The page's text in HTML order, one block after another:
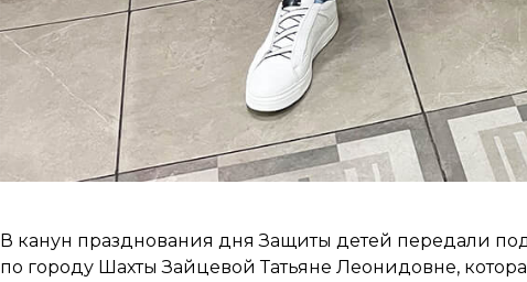
В канун празднования дня Защиты детей передали
по городу Шахты Зайцевой Татьяне Леонидовне,